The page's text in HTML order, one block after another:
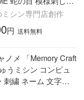
らくらく下糸 針
切り 爆買
シン専門店創作
円 送料無料
ノメ 「Memory Craft
うミシン コンピュ
刺繍 ネーム 文字縫